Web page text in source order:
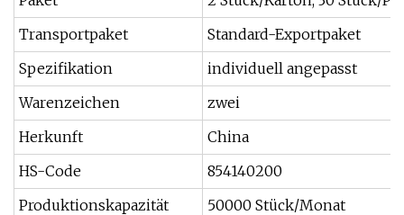
Transportpaket
Standard-Exportpaket
Spezifikation
individuell angepasst
Warenzeichen
zwei
Herkunft
China
HS-Code
854140200
Produktionskapazität
50000 Stück/Monat